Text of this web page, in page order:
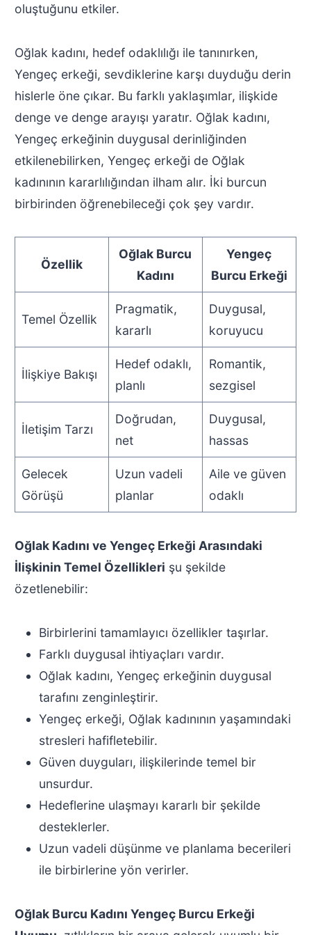
oluştuğunu etkiler.
Oğlak kadını, hedef odaklılığı ile tanınırken,
Yengeç erkeği, sevdiklerine karşı duyduğu derin
hislerle öne çıkar. Bu farklı yaklaşımlar, ilişkide
denge ve denge arayışı yaratır. Oğlak kadını,
Yengeç erkeğinin duygusal derinliğinden
etkilenebilirken, Yengeç erkeği de Oğlak
kadınının kararlılığından ilham alır. İki burcun
birbirinden öğrenebileceği çok şey vardır.
Özellik
Oğlak Burcu
Kadını
Yengeç
Burcu Erkeği
Temel Özellik
Pragmatik,
kararlı
Duygusal,
koruyucu
İlişkiye Bakışı
Hedef odaklı,
planlı
Romantik,
sezgisel
İletişim Tarzı
Doğrudan,
net
Duygusal,
hassas
Gelecek
Görüşü
Uzun vadeli
planlar
Aile ve güven
odaklı
Oğlak Kadını ve Yengeç Erkeği Arasındaki
İlişkinin Temel Özellikleri şu şekilde
özetlenebilir:
Birbirlerini tamamlayıcı özellikler taşırlar.
Farklı duygusal ihtiyaçları vardır.
Oğlak kadını, Yengeç erkeğinin duygusal
tarafını zenginleştirir.
Yengeç erkeği, Oğlak kadınının yaşamındaki
stresleri hafifletebilir.
Güven duyguları, ilişkilerinde temel bir
unsurdur.
Hedeflerine ulaşmayı kararlı bir şekilde
desteklerler.
Uzun vadeli düşünme ve planlama becerileri
ile birbirlerine yön verirler.
Oğlak Burcu Kadını Yengeç Burcu Erkeği